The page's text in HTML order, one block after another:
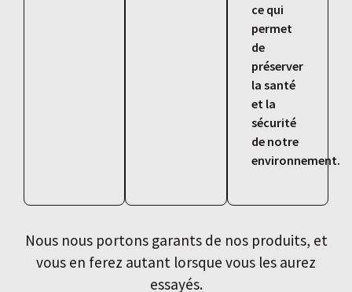
ce qui
permet
de
préserver
la santé
et la
sécurité
de notre
environnement.
Nous nous portons garants de nos produits, et
vous en ferez autant lorsque vous les aurez
essayés.